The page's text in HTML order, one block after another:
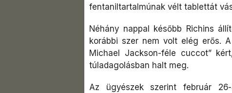
fentaniltartalmúnak vélt tablettát
Néhány nappal később Richins
korábbi szer nem volt elég erős.
Michael Jackson-féle cuccot”
túladagolásban halt meg.
Az ügyészek szerint február